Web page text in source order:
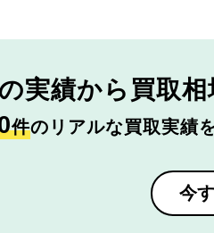
実績から 買取
件のリアルな買取実績
今